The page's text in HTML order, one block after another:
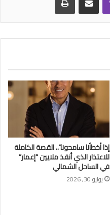
إذا أخطأنا سامحونا”.. القصة الكاملة
للاعتذار الذي أنقذ ملايين “إعمار”
في الساحل الشمالي
يوليو 30, 2026